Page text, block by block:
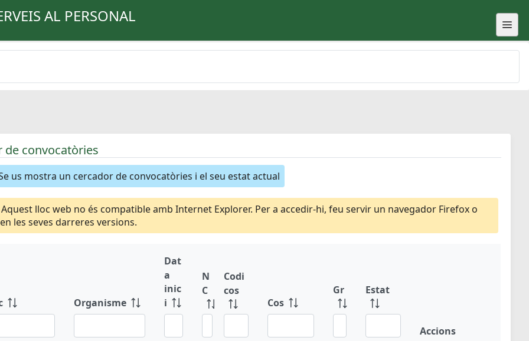
AL PERSONAL
de convocatòries
us mostra un cercador de convocatòries i el seu estat actual
Aquest lloc web no és compatible amb Internet Explorer. Per a accedir-hi, feu servir un navegador Firefox o
les seves darreres versions.
Organisme
Dat
a
inic
i
N
C
Codi
cos
Cos
Gr Estat
Accions